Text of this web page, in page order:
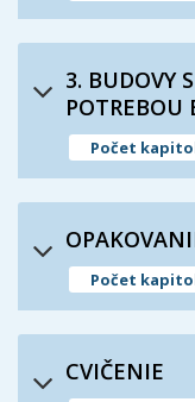
3. BUDOVY
POTREBOU
Počet
Počet
CVIČENIE